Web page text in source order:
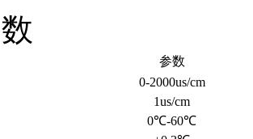
参数
0-2000us/cm
1us/cm
0℃-60℃